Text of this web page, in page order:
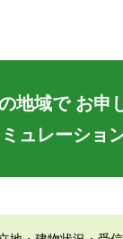
地域で お申
ュレーショ